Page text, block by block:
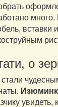
много.
о